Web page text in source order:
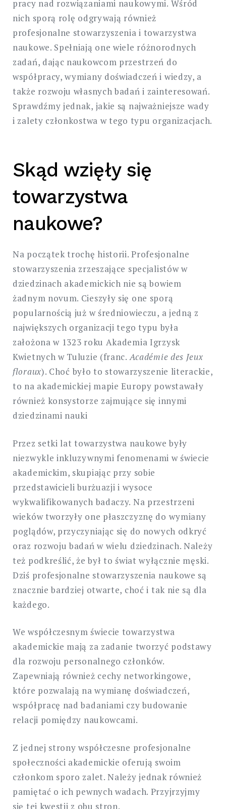
pracy nad rozwiązaniami naukowymi. Wśród
nich sporą rolę odgrywają również
profesjonalne stowarzyszenia i towarzystwa
naukowe. Spełniają one wiele różnorodnych
zadań, dając naukowcom przestrzeń do
współpracy, wymiany doświadczeń i wiedzy, a
także rozwoju własnych badań i zainteresowań.
Sprawdźmy jednak, jakie są najważniejsze wady
i zalety członkostwa w tego typu organizacjach.
Skąd wzięły się
towarzystwa
naukowe?
Na początek trochę historii. Profesjonalne
stowarzyszenia zrzeszające specjalistów w
dziedzinach akademickich nie są bowiem
żadnym novum. Cieszyły się one sporą
popularnością już w średniowieczu, a jedną z
największych organizacji tego typu była
założona w 1323 roku Akademia Igrzysk
Kwietnych w Tuluzie (franc.Académie des Jeux
floraux). Choć było to stowarzyszenie literackie,
to na akademickiej mapie Europy powstawały
również konsystorze zajmujące się innymi
dziedzinami nauki
Przez setki lat towarzystwa naukowe były
niezwykle inkluzywnymi fenomenami w świecie
akademickim, skupiając przy sobie
przedstawicieli burżuazji i wysoce
wykwalifikowanych badaczy. Na przestrzeni
wieków tworzyły one płaszczyznę do wymiany
poglądów, przyczyniając się do nowych odkryć
oraz rozwoju badań w wielu dziedzinach. Należy
też podkreślić, że był to świat wyłącznie męski.
Dziś profesjonalne stowarzyszenia naukowe są
znacznie bardziej otwarte, choć i tak nie są dla
każdego.
We współczesnym świecie towarzystwa
akademickie mają za zadanie tworzyć podstawy
dla rozwoju personalnego członków.
Zapewniają również cechy networkingowe,
które pozwalają na wymianę doświadczeń,
współpracę nad badaniami czy budowanie
relacji pomiędzy naukowcami.
Z jednej strony współczesne profesjonalne
społeczności akademickie oferują swoim
członkom sporo zalet. Należy jednak również
pamiętać o ich pewnych wadach. Przyjrzyjmy
się tej kwestii z obu stron.